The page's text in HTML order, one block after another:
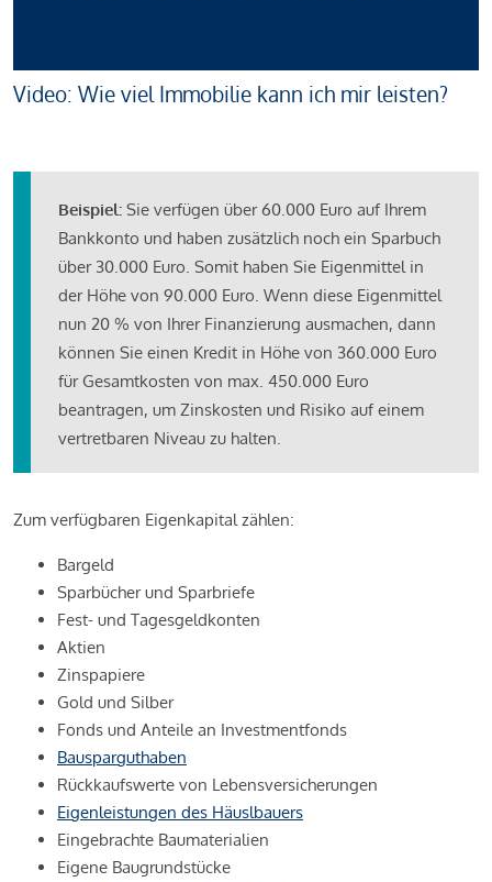
Video: Wie viel Immobilie kann ich mir leisten?
Beispiel: Sie verfügen über 60.000 Euro auf Ihrem
Bankkonto und haben zusätzlich noch ein Sparbuch
über 30.000 Euro. Somit haben Sie Eigenmittel in
der Höhe von 90.000 Euro. Wenn diese Eigenmittel
nun 20 % von Ihrer Finanzierung ausmachen, dann
können Sie einen Kredit in Höhe von 360.000 Euro
für Gesamtkosten von max. 450.000 Euro
beantragen, um Zinskosten und Risiko auf einem
vertretbaren Niveau zu halten.
Zum verfügbaren Eigenkapital zählen:
Bargeld
Sparbücher und Sparbriefe
Fest- und Tagesgeldkonten
Aktien
Zinspapiere
Gold und Silber
Fonds und Anteile an Investmentfonds
Bausparguthaben
Rückkaufswerte von Lebensversicherungen
Eigenleistungen des Häuslbauers
Eingebrachte Baumaterialien
Eigene Baugrundstücke